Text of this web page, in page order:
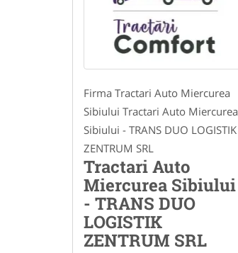
Firma Tractari Auto Miercurea
Sibiului Tractari Auto Miercurea
Sibiului - TRANS DUO LOGISTIK
ZENTRUM SRL
Tractari Auto
Miercurea Sibiului
- TRANS DUO
LOGISTIK
ZENTRUM SRL